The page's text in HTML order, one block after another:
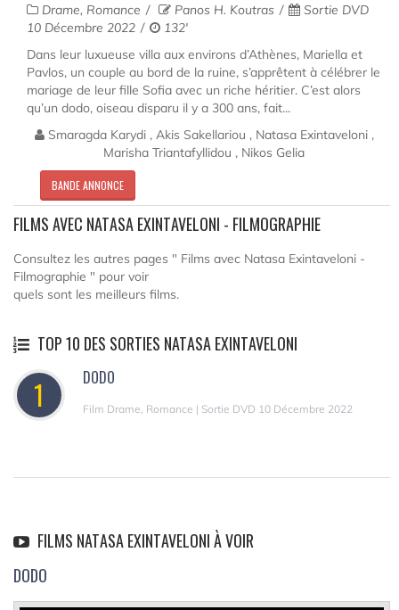
Drame, Romance Panos H. Koutras
Sortie DVD
10 Décembre 2022
132'
Dans leur luxueuse villa aux environs d’Athènes, Mariella et
Pavlos, un couple au bord de la ruine, s’apprêtent à célébrer le
mariage de leur fille Sofia avec un riche héritier. C’est alors
qu’un dodo, oiseau disparu il y a 300 ans, fait...
Smaragda Karydi , Akis Sakellariou , Natasa Exintaveloni ,
Marisha Triantafyllidou , Nikos Gelia
BANDE ANNONCE
FILMS AVEC NATASA EXINTAVELONI - FILMOGRAPHIE
Consultez les autres pages " Films avec Natasa Exintaveloni -
Filmographie " pour voir
quels sont les meilleurs films.
TOP 10 DES SORTIES NATASA EXINTAVELONI
1 DODO
Film Drame, Romance | Sortie DVD 10 Décembre 2022
FILMS NATASA EXINTAVELONI À VOIR
DODO